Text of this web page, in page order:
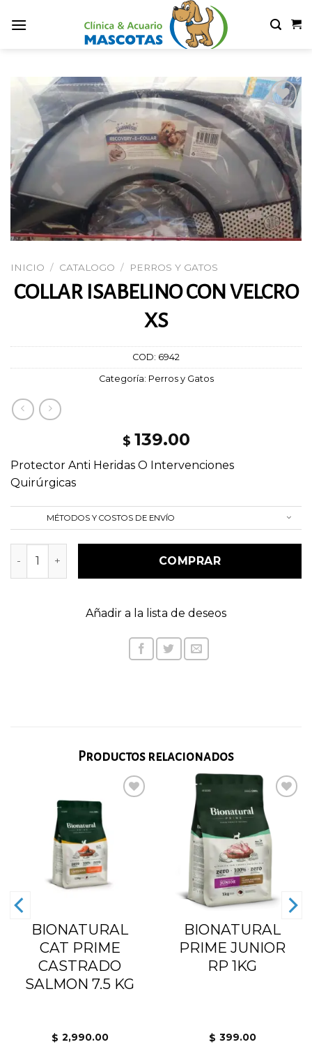
Añadir
a la
lista de
deseos
INICIO / CATALOGO / PERROS Y GATOS
COLLAR ISABELINO CON VELCRO
XS
COD: 6942
Categoría: Perros y Gatos
$ 139.00
Protector Anti Heridas O Intervenciones
Quirúrgicas
MÉTODOS Y COSTOS DE ENVÍO
COMPRAR
Añadir a la lista de deseos
Productos relacionados
BIONATURAL
CAT PRIME
CASTRADO
SALMON 7.5 KG
$ 2,990.00
deseos
BIONATURAL
PRIME JUNIOR
RP 1KG
$ 399.00